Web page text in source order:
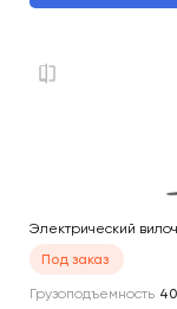
Электрический
Под заказ
Грузоподъемность